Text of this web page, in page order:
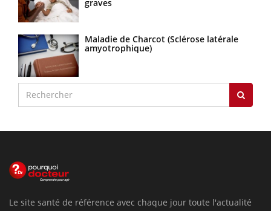
graves
Maladie de Charcot (Sclérose latérale
amyotrophique)
Le site santé de référence avec chaque jour toute l'actualité